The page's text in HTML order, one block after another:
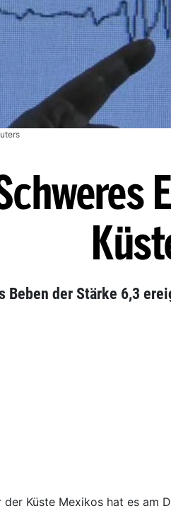
Beben der Stärke 6,3
der Küste Mexikos hat es am